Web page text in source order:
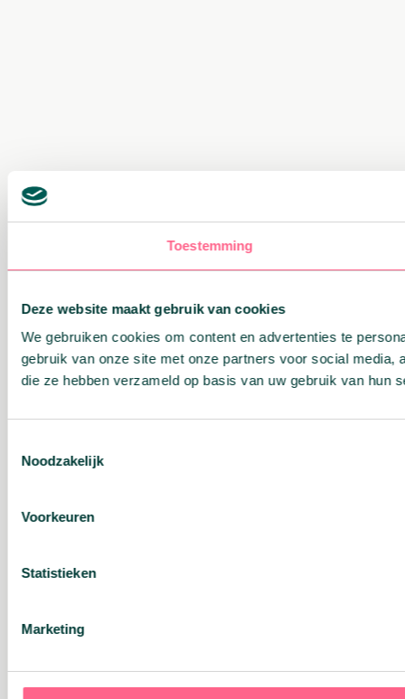
Toestemming
Deze website maakt gebruik van cookies
We gebruiken cookies om content en advertenties te
gebruik van onze site met onze partners voor social
die ze hebben verzameld op basis van uw gebruik van hun
Noodzakelijk
Voorkeuren
Statistieken
Marketing